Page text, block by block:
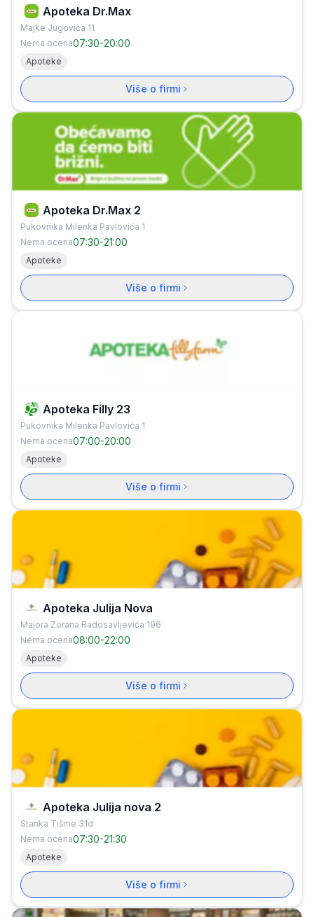
Apoteka Dr.Max
Majke Jugovića 11
Nema ocena07:30-20:00
Apoteke
Više o firmi
Apoteka Dr.Max 2
Pukovnika Milenka Pavlovića 1
Nema ocena07:30-21:00
Apoteke
Više o firmi
Apoteka Filly 23
Pukovnika Milenka Pavlovića 1
Nema ocena07:00-20:00
Apoteke
Više o firmi
Apoteka Julija Nova
Majora Zorana Radosavljevića 196
Nema ocena08:00-22:00
Apoteke
Više o firmi
Apoteka Julija nova 2
Stanka Tišme 31d
Nema ocena07:30-21:30
Apoteke
Više o firmi